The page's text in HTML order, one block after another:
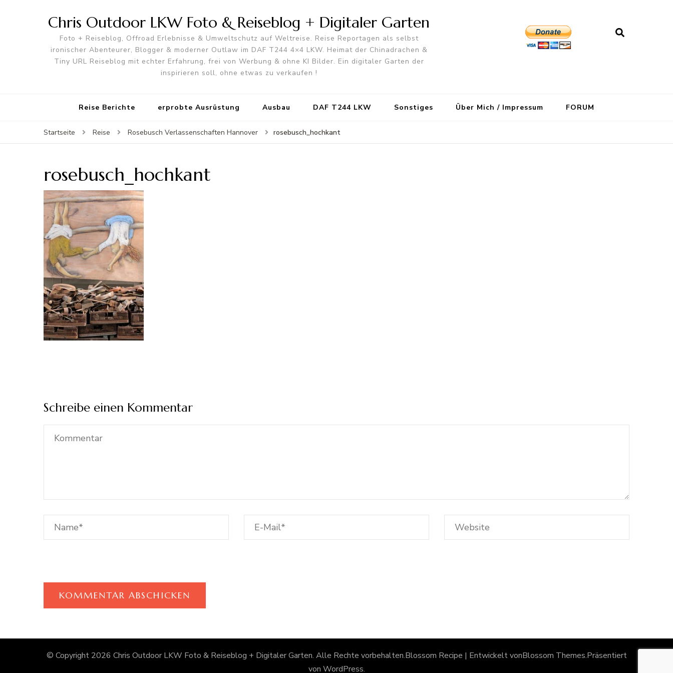
Chris Outdoor LKW Foto & Reiseblog + Digitaler Garten
Foto + Reiseblog, Offroad Erlebnisse & Umweltschutz auf Weltreise. Reise Reportagen als selbst
ironischer Abenteurer, Blogger & moderner Outlaw im DAF T244 4×4 LKW. Heimat der Chinadrachen &
Tiny URL Reiseblog mit echter Erfahrung, frei von Werbung & ohne KI Bilder. Ein digitaler Garten der
inspirieren soll, ohne etwas zu verkaufen !
Reise Berichte erprobte Ausrüstung Ausbau DAF T244 LKW Sonstiges Über Mich / Impressum FORUM
Startseite Reise Rosebusch Verlassenschaften Hannover rosebusch_hochkant
rosebusch_hochkant
Schreibe einen Kommentar
© Copyright 2026 Chris Outdoor LKW Foto & Reiseblog + Digitaler Garten. Alle Rechte vorbehalten.Blossom Recipe | Entwickelt vonBlossom Themes.Präsentiert
von WordPress.